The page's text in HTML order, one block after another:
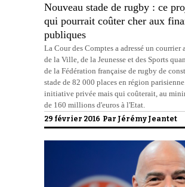
Nouveau stade de rugby : ce
qui pourrait coûter cher aux
publiques
La Cour des Comptes a adressé un courrier
de la Ville, de la Jeunesse et des Sports
de la Fédération française de rugby de
stade de 82 000 places en région
initiative privée mais qui coûterait, au
de 160 millions d'euros à l'Etat.
29 février 2016 Par Jérémy Jeantet